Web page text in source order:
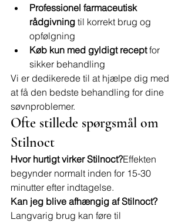
Professionel farmaceutisk
rådgivning til korrekt brug og
opfølgning
Køb kun med gyldigt recept for
sikker behandling
Vi er dedikerede til at hjælpe dig med
at få den bedste behandling for dine
søvnproblemer.
Ofte stillede spørgsmål om
Stilnoct
Hvor hurtigt virker Stilnoct?Effekten
begynder normalt inden for 15-30
minutter efter indtagelse.
Kan jeg blive afhængig af Stilnoct?
Langvarig brug kan føre til